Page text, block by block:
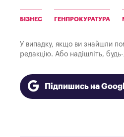
БІЗНЕС ГЕНПРОКУРАТУРА
У випадку, якщо ви знайшли
редакцію. Або надішліть,
Підпишись на